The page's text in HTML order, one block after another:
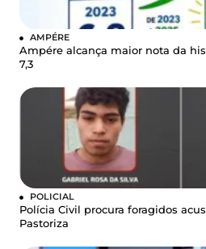
AMPÉRE
Ampére alcança maior nota da
7,3
POLICIAL
Polícia Civil procura foragidos
Pastoriza